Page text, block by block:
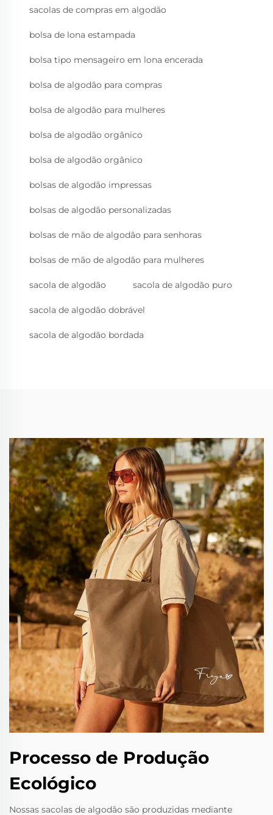
sacolas de compras em algodão
bolsa de lona estampada
bolsa tipo mensageiro em lona encerada
bolsa de algodão para compras
bolsa de algodão para mulheres
bolsa de algodão orgânico
bolsa de algodão orgânico
bolsas de algodão impressas
bolsas de algodão personalizadas
bolsas de mão de algodão para senhoras
bolsas de mão de algodão para mulheres
sacola de algodão sacola de algodão puro
sacola de algodão dobrável
sacola de algodão bordada
Processo de Produção
Ecológico
Nossas sacolas de algodão são produzidas mediante